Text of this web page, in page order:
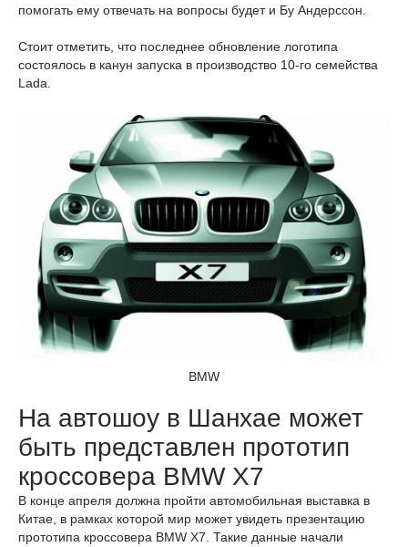
помогать ему отвечать на вопросы будет и Бу Андерссон.
Стоит отметить, что последнее обновление логотипа
состоялось в канун запуска в производство 10-го семейства
Lada.
BMW
На автошоу в Шанхае может
быть представлен прототип
кроссовера BMW Х7
В конце апреля должна пройти автомобильная выставка в
Китае, в рамках которой мир может увидеть презентацию
прототипа кроссовера BMW X7. Такие данные начали